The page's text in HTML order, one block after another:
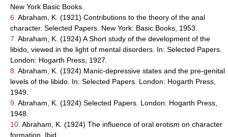
New York Basic Books.
6. Abraham, K. (1921) Contributions to the theory of the anal
character. Selected Papers. New York: Basic Books, 1953.
7. Abraham, K. (1924) A Short study of the development of the
libido, viewed in the light of mental disorders. In: Selected Papers.
London: Hogarth Press, 1927.
8. Abraham, K. (1924) Manic-depressive states and the pre-genital
levels of the libido. In: Selected Papers. London: Hogarth Press,
1949.
9. Abraham, K. (1924) Selected Papers. London: Hogarth Press,
1948.
10. Abraham, K. (1924) The influence of oral erotism on character
formation. Ibid.